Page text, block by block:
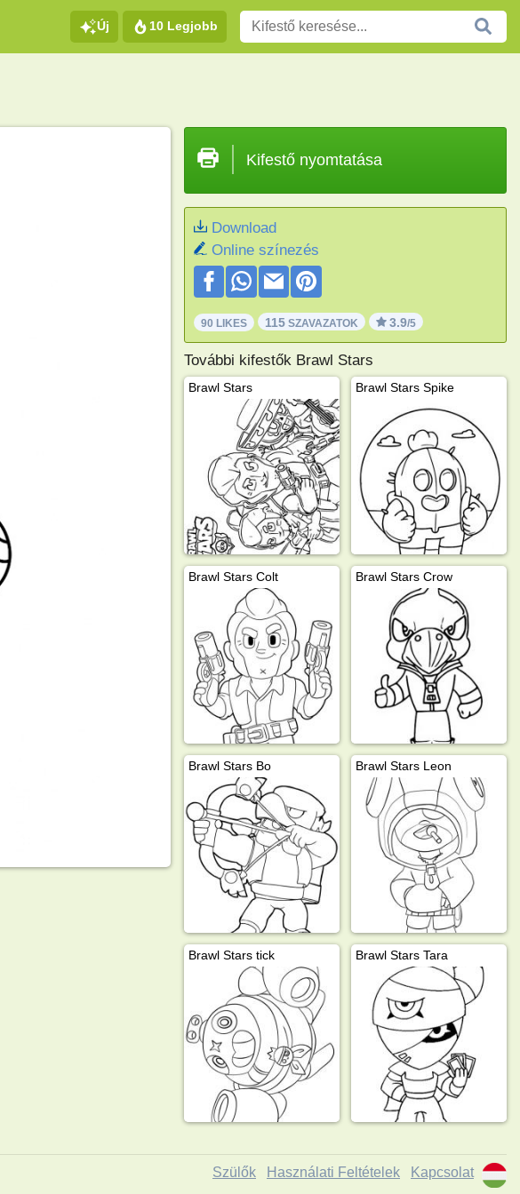
Új 10 Legjobb
Kifestő nyomtatása
Download
Online színezés
90 LIKES 115SZAVAZATOK 3.9/5
További kifestők Brawl Stars
Brawl Stars Brawl Stars Spike
Brawl Stars Colt Brawl Stars Crow
Brawl Stars Bo Brawl Stars Leon
Brawl Stars tick Brawl Stars Tara
Szülők Használati Feltételek Kapcsolat